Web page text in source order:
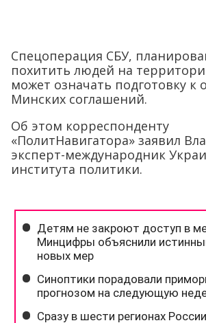
Спецоперация СБУ,
похитить людей на
может означать подготовку к
Минских соглашений.
Об этом корреспонденту
«ПолитНавигатора» заявил
эксперт-международник
института политики.